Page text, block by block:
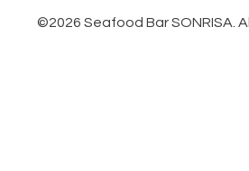
©2026 Seafood Bar SONRISA .